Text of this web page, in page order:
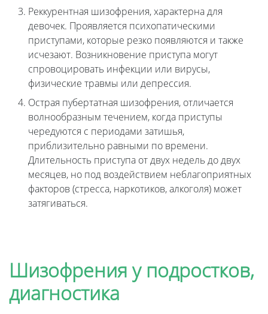
Реккурентная шизофрения, характерна для
девочек. Проявляется психопатическими
приступами, которые резко появляются и также
исчезают. Возникновение приступа могут
спровоцировать инфекции или вирусы,
физические травмы или депрессия.
Острая пубертатная шизофрения, отличается
волнообразным течением, когда приступы
чередуются с периодами затишья,
приблизительно равными по времени.
Длительность приступа от двух недель до двух
месяцев, но под воздействием неблагоприятных
факторов (стресса, наркотиков, алкоголя) может
затягиваться.
Шизофрения у подростков,
диагностика